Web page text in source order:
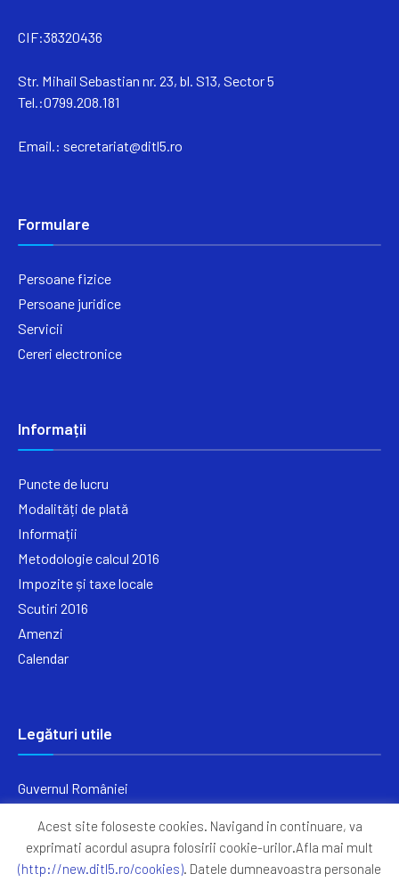
CIF:38320436
Str. Mihail Sebastian nr. 23, bl. S13, Sector 5
Tel.:0799.208.181
Email.: secretariat@ditl5.ro
Formulare
Persoane fizice
Persoane juridice
Servicii
Cereri electronice
Informații
Puncte de lucru
Modalități de plată
Informații
Metodologie calcul 2016
Impozite și taxe locale
Scutiri 2016
Amenzi
Calendar
Legături utile
Guvernul României
Primăria Sectorul 5
Acest site foloseste cookies. Navigand in continuare, va
exprimati acordul asupra folosirii cookie-urilor.Afla mai mult
(http://new.ditl5.ro/cookies). Datele dumneavoastra personale